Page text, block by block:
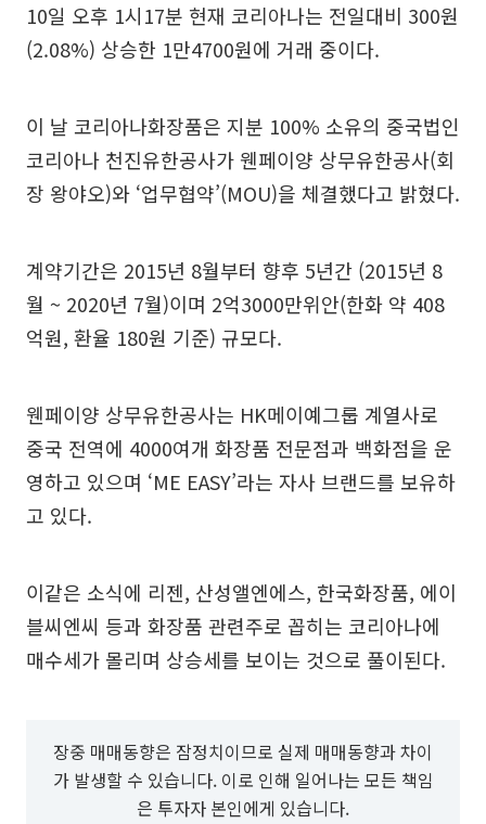
10일 오후 1시17분 현재 코리아나는 전일대비 300원
(2.08%) 상승한 1만4700원에 거래 중이다.
이 날 코리아나화장품은 지분 100% 소유의 중국법인
코리아나 천진유한공사가 웬페이양 상무유한공사(회
장 왕야오)와 ‘업무협약’(MOU)을 체결했다고 밝혔다.
계약기간은 2015년 8월부터 향후 5년간 (2015년 8
월 ~ 2020년 7월)이며 2억3000만위안(한화 약 408
억원, 환율 180원 기준) 규모다.
웬페이양 상무유한공사는 HK메이예그룹 계열사로
중국 전역에 4000여개 화장품 전문점과 백화점을 운
영하고 있으며 ‘ME EASY’라는 자사 브랜드를 보유하
고 있다.
이같은 소식에 리젠, 산성앨엔에스, 한국화장품, 에이
블씨엔씨 등과 화장품 관련주로 꼽히는 코리아나에
매수세가 몰리며 상승세를 보이는 것으로 풀이된다.
장중 매매동향은 잠정치이므로 실제 매매동향과 차이
가 발생할 수 있습니다. 이로 인해 일어나는 모든 책임
은 투자자 본인에게 있습니다.